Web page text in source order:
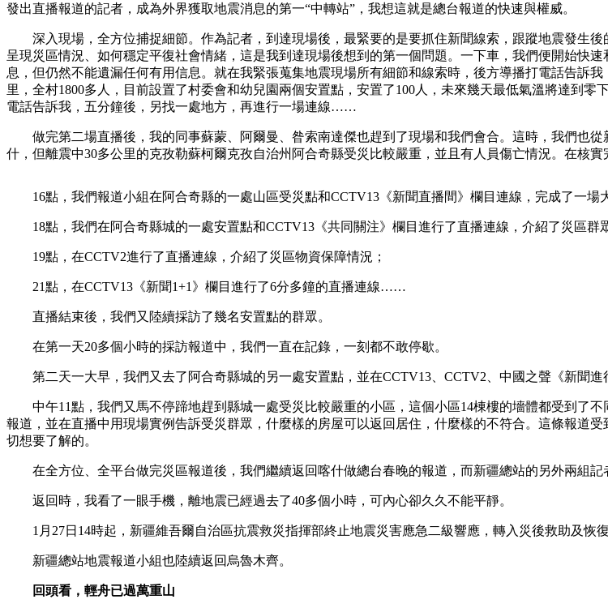
發出直播報道的記者，成為外界獲取地震消息的第一“中轉站”，我想這就是總台報道的快速與權威。
深入現場，全方位捕捉細節。作為記者，到達現場後，最緊要的是要抓住新聞線索，跟蹤地震發生
呈現災區情況、如何穩定平復社會情緒，這是我到達現場後想到的第一個問題。一下車，我們便開始快
息，但仍然不能遺漏任何有用信息。就在我緊張蒐集地震現場所有細節和線索時，後方導播打電話告訴
里，全村1800多人，目前設置了村委會和幼兒園兩個安置點，安置了100人，未來幾天最低氣溫將達到
電話告訴我，五分鐘後，另找一處地方，再進行一場連線……
做完第二場直播後，我的同事蘇蒙、阿爾曼、昝索南達傑也趕到了現場和我們會合。這時，我們也
什，但離震中30多公里的克孜勒蘇柯爾克孜自治州阿合奇縣受災比較嚴重，並且有人員傷亡情況。在核實
16點，我們報道小組在阿合奇縣的一處山區受災點和CCTV13《新聞直播間》欄目連線，完成了一場
18點，我們在阿合奇縣城的一處安置點和CCTV13《共同關注》欄目進行了直播連線，介紹了災區群
19點，在CCTV2進行了直播連線，介紹了災區物資保障情況；
21點，在CCTV13《新聞1+1》欄目進行了6分多鐘的直播連線……
直播結束後，我們又陸續採訪了幾名安置點的群眾。
在第一天20多個小時的採訪報道中，我們一直在記錄，一刻都不敢停歇。
第二天一大早，我們又去了阿合奇縣城的另一處安置點，並在CCTV13、CCTV2、中國之聲《新聞進
中午11點，我們又馬不停蹄地趕到縣城一處受災比較嚴重的小區，這個小區14棟樓的墻體都受到了
報道，並在直播中用現場實例告訴受災群眾，什麼樣的房屋可以返回居住，什麼樣的不符合。這條報道
切想要了解的。
在全方位、全平台做完災區報道後，我們繼續返回喀什做總台春晚的報道，而新疆總站的另外兩組記
返回時，我看了一眼手機，離地震已經過去了40多個小時，可內心卻久久不能平靜。
1月27日14時起，新疆維吾爾自治區抗震救災指揮部終止地震災害應急二級響應，轉入災後救助及
新疆總站地震報道小組也陸續返回烏魯木齊。
回頭看，輕舟已過萬重山